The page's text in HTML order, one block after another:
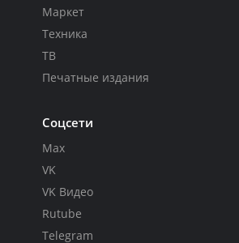
Маркет
Техника
ТВ
Печатные издания
Соцсети
Max
VK
VK Видео
Rutube
Telegram